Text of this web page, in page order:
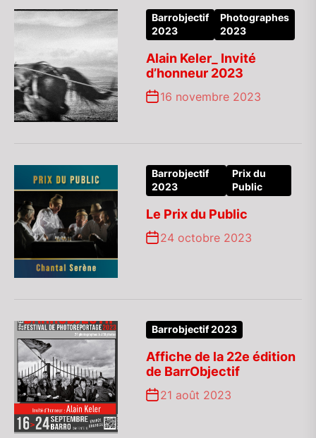
Barrobjectif
2023
Photographes
2023
Alain Keler_ Invité
d’honneur 2023
16 novembre 2023
Barrobjectif
2023
Prix du
Public
Le Prix du Public
24 octobre 2023
Barrobjectif 2023
Affiche de la 22e édition
de BarrObjectif
21 août 2023